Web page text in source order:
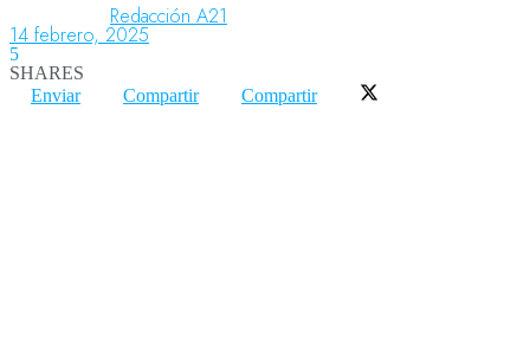
Redacción A21
14 febrero, 2025
5
SHARES
Enviar
Compartir Compartir